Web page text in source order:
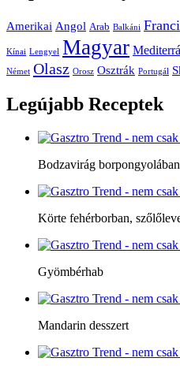
Amerikai Angol Arab Balkáni
Kínai Lengyel Magyar
Német Olasz Orosz Osztrák Portugál
Legújabb Receptek
Bodzavirág borpongyolában
Körte fehérborban,
Gyömbérhab
Mandarin desszert